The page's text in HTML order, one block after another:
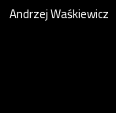
Andrzej Waśkiewicz